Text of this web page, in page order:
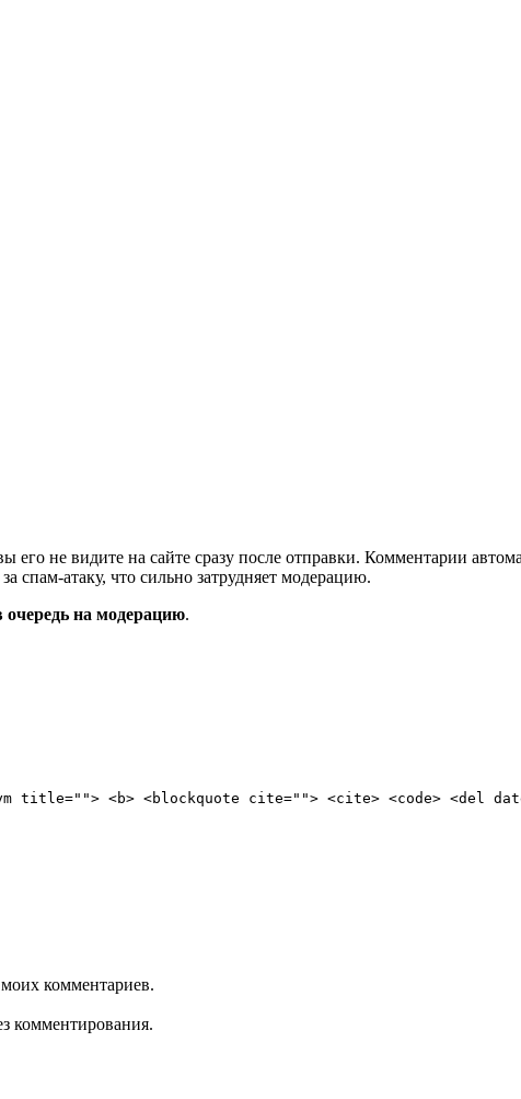
его не видите на сайте сразу после отправки. Комментарии
атаку, что сильно затрудняет модерацию.
очередь на модерацию.
<b> <blockquote cite=""> <cite> <code> <del
комментариев.
комментирования.